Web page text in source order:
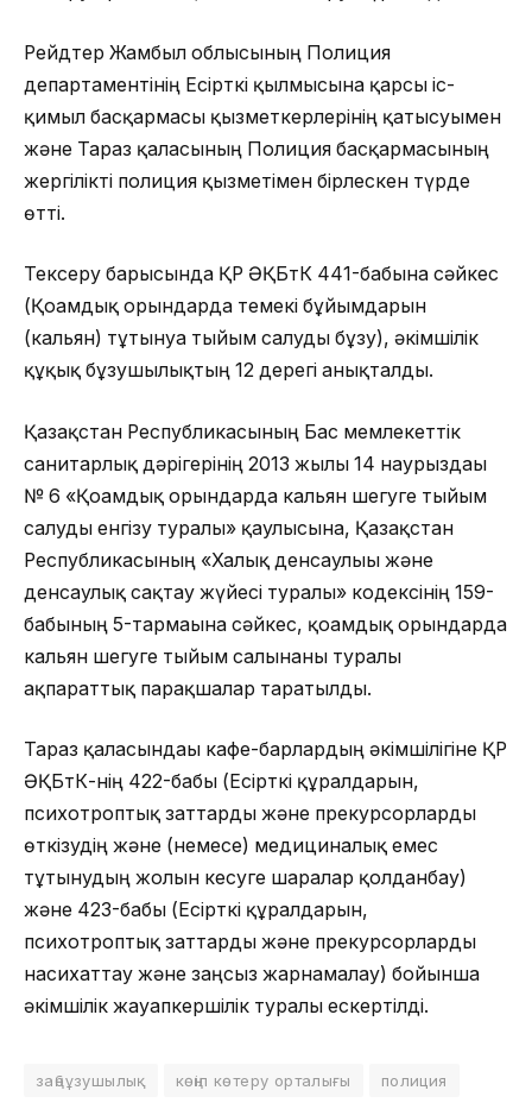
Рейдтер Жамбыл облысының Полиция
департаментінің Есірткі қылмысына қарсы іс-
қимыл басқармасы қызметкерлерінің қатысуымен
және Тараз қаласының Полиция басқармасының
жергілікті полиция қызметімен бірлескен түрде
өтті.
Тексеру барысында ҚР ӘҚБтК 441-бабына сәйкес
(Қоғамдық орындарда темекі бұйымдарын
(кальян) тұтынуға тыйым салуды бұзу), әкімшілік
құқық бұзушылықтың 12 дерегі анықталды.
Қазақстан Республикасының Бас мемлекеттік
санитарлық дәрігерінің 2013 жылғы 14 наурыздағы
№ 6 «Қоғамдық орындарда кальян шегуге тыйым
салуды енгізу туралы» қаулысына, Қазақстан
Республикасының «Халық денсаулығы және
денсаулық сақтау жүйесі туралы» кодексінің 159-
бабының 5-тармағына сәйкес, қоғамдық орындарда
кальян шегуге тыйым салынғаны туралы
ақпараттық парақшалар таратылды.
Тараз қаласындағы кафе-барлардың әкімшілігіне ҚР
ӘҚБтК-нің 422-бабы (Есірткі құралдарын,
психотроптық заттарды және прекурсорларды
өткізудің және (немесе) медициналық емес
тұтынудың жолын кесуге шаралар қолданбау)
және 423-бабы (Есірткі құралдарын,
психотроптық заттарды және прекурсорларды
насихаттау және заңсыз жарнамалау) бойынша
әкімшілік жауапкершілік туралы ескертілді.
заңбұзушылық көңіл көтеру орталығы полиция